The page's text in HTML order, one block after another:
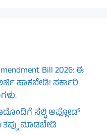
Bill 2026: ಈ
ಹಾಕಬೇಡಿ! ಸರ್ಕಾರಿ
ಸೆಲ್ಫಿ ಅಪ್ಲೋಡ್
ತಪ್ಪು ಮಾಡಬೇಡಿ